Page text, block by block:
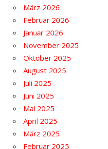
März 2026
Februar 2026
Januar 2026
November 2025
Oktober 2025
August 2025
Juli 2025
Juni 2025
Mai 2025
April 2025
März 2025
Februar 2025